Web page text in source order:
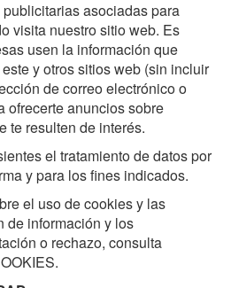
asociadas para
visita nuestro sitio web. Es
usen la información que
y otros sitios web (sin incluir
de correo electrónico o
ofrecerte anuncios sobre
te resulten de interés.
el tratamiento de datos por
y para los fines indicados.
el uso de cookies y las
de información y los
o rechazo, consulta